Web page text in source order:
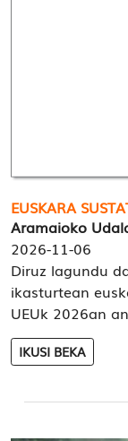
EUSKARA
Aramaioko
2026-11-06
Diruz lagundu
ikasturtean
UEUk 2026an
IKUSI BEKA